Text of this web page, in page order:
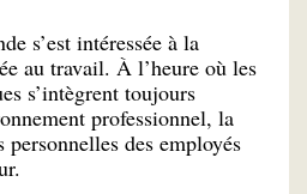
s’est intéressée à la
au travail. À l’heure où les
s’intègrent toujours
professionnel, la
des employés